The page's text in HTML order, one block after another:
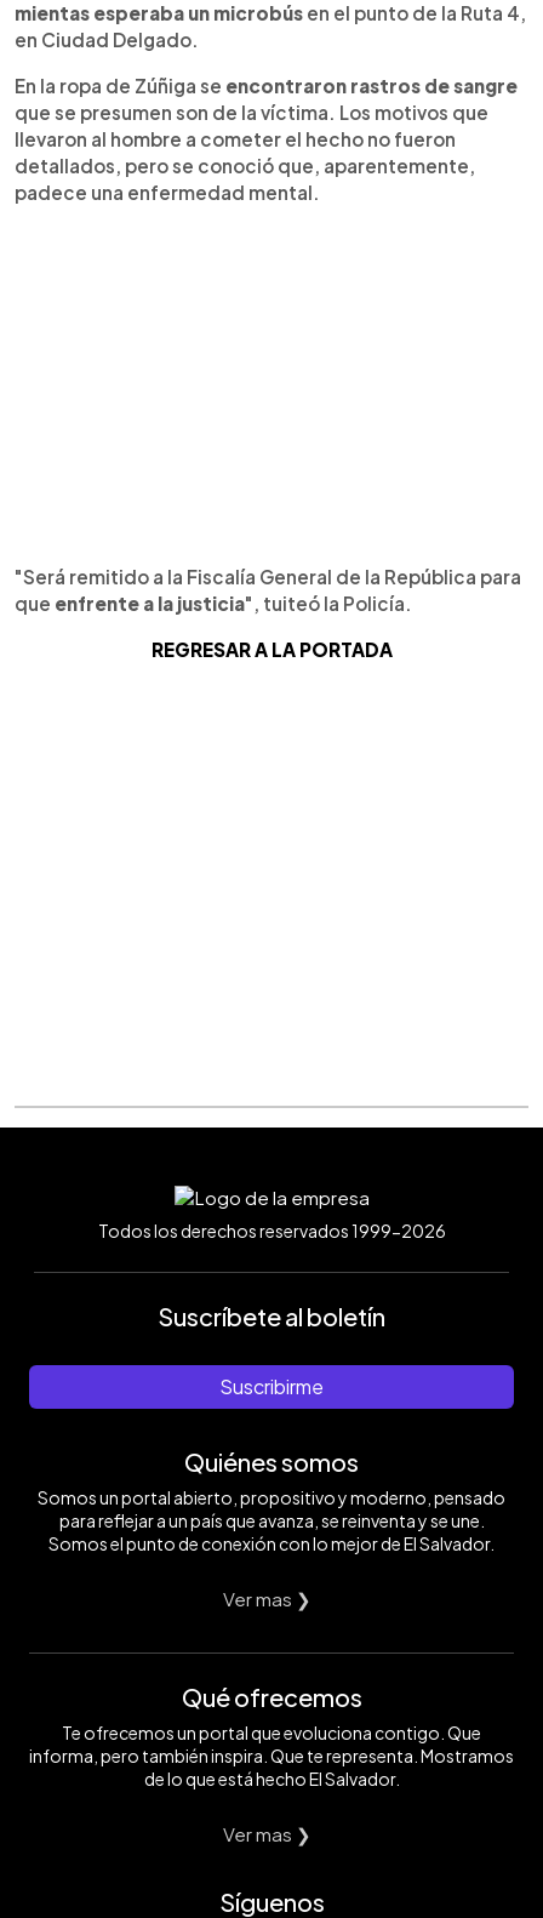
mientas esperaba un microbús en el punto de la Ruta 4,
en Ciudad Delgado.
En la ropa de Zúñiga se encontraron rastros de sangre
que se presumen son de la víctima. Los motivos que
llevaron al hombre a cometer el hecho no fueron
detallados, pero se conoció que, aparentemente,
padece una enfermedad mental.
"Será remitido a la Fiscalía General de la República para
que enfrente a la justicia", tuiteó la Policía.
REGRESAR A LA PORTADA
Todos los derechos reservados 1999-2026
Suscríbete al boletín
Suscribirme
Quiénes somos
Somos un portal abierto, propositivo y moderno, pensado
para reflejar a un país que avanza, se reinventa y se une.
Somos el punto de conexión con lo mejor de El Salvador.
Ver mas ❯
Qué ofrecemos
Te ofrecemos un portal que evoluciona contigo. Que
informa, pero también inspira. Que te representa. Mostramos
de lo que está hecho El Salvador.
Ver mas ❯
Síguenos